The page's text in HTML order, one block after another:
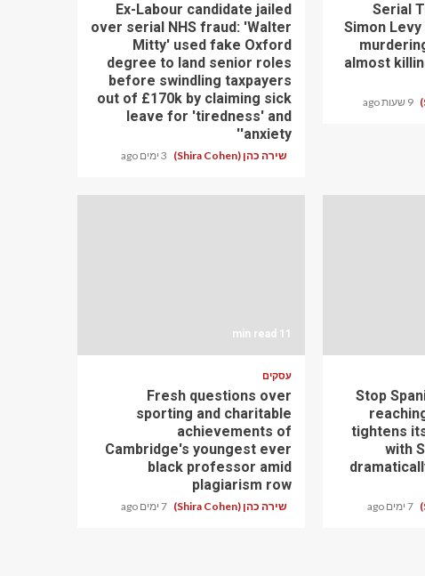
Serial
Simon
almost
9 שעות ago
Ex-Labour candidate jailed
over serial NHS fraud: 'Walter
Mitty' used fake Oxford
degree to land senior roles
before swindling taxpayers
out of £170k by claiming sick
leave for 'tiredness' and
'anxiety'
שירה כהן (Shira Cohen) 3 ימים ago
Stop
tightens
with
7 ימים ago
11 min read
עסקים
Fresh questions over
sporting and charitable
achievements of
Cambridge's youngest ever
black professor amid
plagiarism row
שירה כהן (Shira Cohen) 7 ימים ago